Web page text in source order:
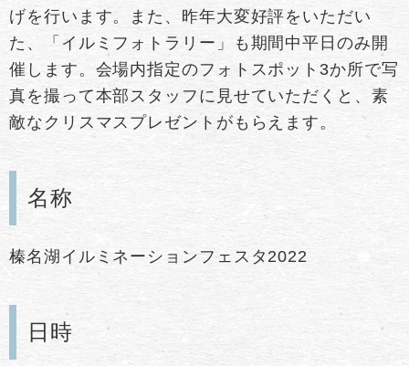
げを行います。また、昨年大変好評をいただい
た、「イルミフォトラリー」も期間中平日のみ開
催します。会場内指定のフォトスポット3か所で写
真を撮って本部スタッフに見せていただくと、素
敵なクリスマスプレゼントがもらえます。
名称
榛名湖イルミネーションフェスタ2022
日時